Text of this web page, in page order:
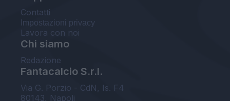
Contatti
Impostazioni privacy
Lavora con noi
Chi siamo
Redazione
Fantacalcio S.r.l.
Via G. Porzio - CdN, Is. F4
80143, Napoli